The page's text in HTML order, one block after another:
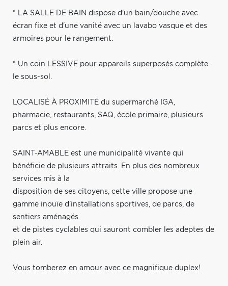
* LA SALLE DE BAIN dispose d'un bain/douche avec
écran fixe et d'une vanité avec un lavabo vasque et des
armoires pour le rangement.
* Un coin LESSIVE pour appareils superposés complète
le sous-sol.
LOCALISÉ À PROXIMITÉ du supermarché IGA,
pharmacie, restaurants, SAQ, école primaire, plusieurs
parcs et plus encore.
SAINT-AMABLE est une municipalité vivante qui
bénéficie de plusieurs attraits. En plus des nombreux
services mis à la
disposition de ses citoyens, cette ville propose une
gamme inouïe d'installations sportives, de parcs, de
sentiers aménagés
et de pistes cyclables qui sauront combler les adeptes de
plein air.
Vous tomberez en amour avec ce magnifique duplex!